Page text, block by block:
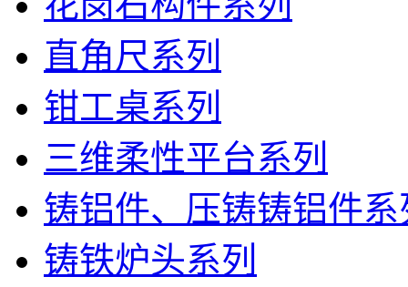
直角尺系列
钳工桌系列
三维柔性平台系列
铸铝件、压铸铸铝件系
铸铁炉头系列